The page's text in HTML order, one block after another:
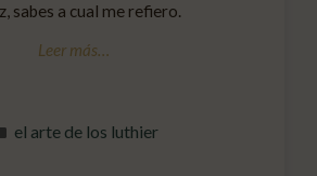
Cádiz, sabes a cual me refiero.
Categorías
el arte de los luthier